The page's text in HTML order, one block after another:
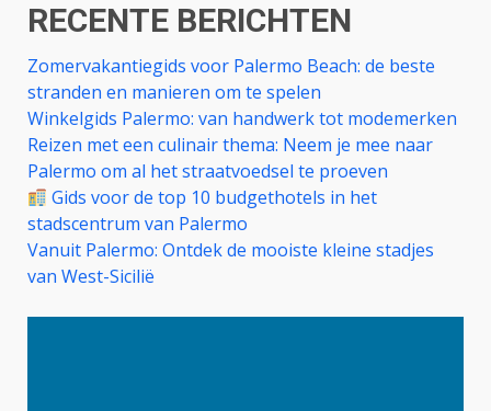
RECENTE BERICHTEN
Zomervakantiegids voor Palermo Beach: de beste
stranden en manieren om te spelen
Winkelgids Palermo: van handwerk tot modemerken
Reizen met een culinair thema: Neem je mee naar
Palermo om al het straatvoedsel te proeven
Gids voor de top 10 budgethotels in het
stadscentrum van Palermo
Vanuit Palermo: Ontdek de mooiste kleine stadjes
van West-Sicilië